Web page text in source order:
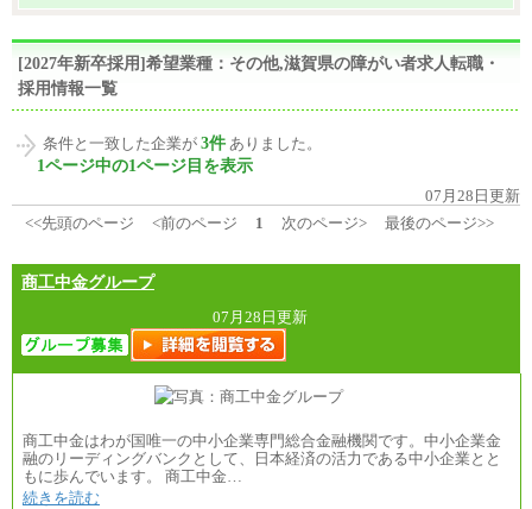
[2027年新卒採用]希望業種：その他,滋賀県の障がい者求人転職・
採用情報一覧
条件と一致した企業が 3件 ありました。
1ページ中の1ページ目を表示
07月28日更新
<<先頭のページ
<前のページ 1 次のページ> 最後のページ>>
商工中金グループ
07月28日更新
商工中金はわが国唯一の中小企業専門総合金融機関です。中小企業金
融のリーディングバンクとして、日本経済の活力である中小企業とと
もに歩んでいます。 商工中金…
続きを読む